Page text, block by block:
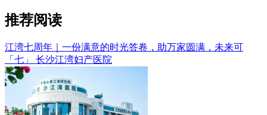
推荐阅读
江湾七周年｜一份满意的时光答卷，助万家圆满，未来可
「七」 长沙江湾妇产医院